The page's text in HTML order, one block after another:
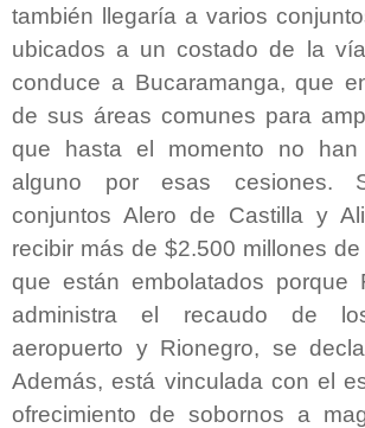
también llegaría a varios
ubicados a un costado de la
conduce a Bucaramanga, que
de sus áreas comunes para
que hasta el momento no han
alguno por esas cesiones.
conjuntos Alero de Castilla y
recibir más de $2.500 millones
que están embolatados porque
administra el recaudo de
aeropuerto y Rionegro, se
Además, está vinculada con el
ofrecimiento de sobornos a